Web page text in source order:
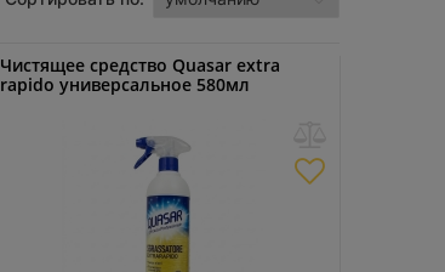
Чистящее средство Quasar extra
rapido универсальное 580мл